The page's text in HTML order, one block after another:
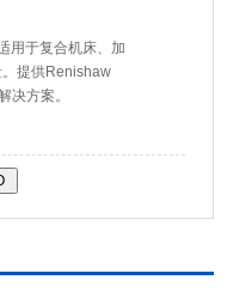
用于复合机床、加
提供Renishaw
决方案。